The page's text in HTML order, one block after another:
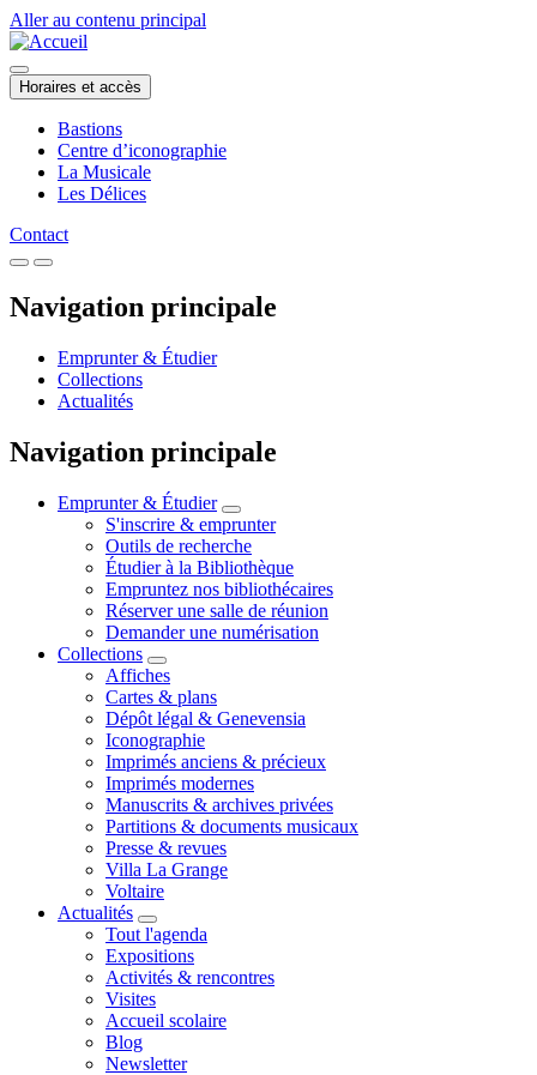
Aller au contenu principal
Horaires et accès
Bastions
Centre d’iconographie
La Musicale
Les Délices
Contact
Navigation principale
Emprunter & Étudier
Collections
Actualités
Navigation principale
Emprunter & Étudier
S'inscrire & emprunter
Outils de recherche
Étudier à la Bibliothèque
Empruntez nos bibliothécaires
Réserver une salle de réunion
Demander une numérisation
Collections
Affiches
Cartes & plans
Dépôt légal & Genevensia
Iconographie
Imprimés anciens & précieux
Imprimés modernes
Manuscrits & archives privées
Partitions & documents musicaux
Presse & revues
Villa La Grange
Voltaire
Actualités
Tout l'agenda
Expositions
Activités & rencontres
Visites
Accueil scolaire
Blog
Newsletter